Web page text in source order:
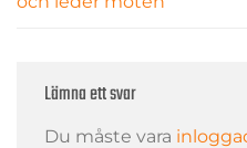
Lämna ett svar
Du måste vara